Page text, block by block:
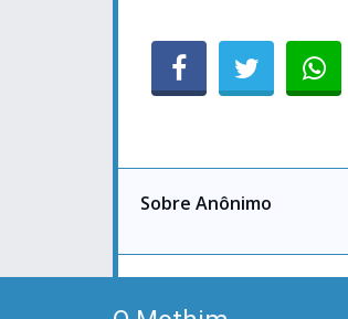
Sobre Anônimo